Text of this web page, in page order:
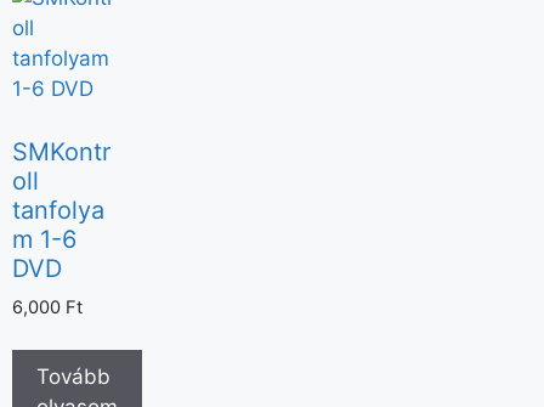
SMKontr
oll
tanfolya
m 1-6
DVD
6,000 Ft
Tovább